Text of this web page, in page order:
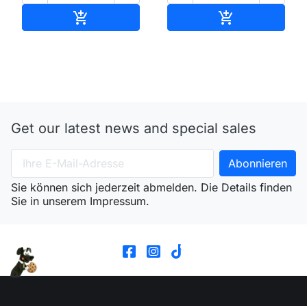
 
Get our latest news and special sales
Sie können sich jederzeit abmelden. Die Details finden
Sie in unserem Impressum.